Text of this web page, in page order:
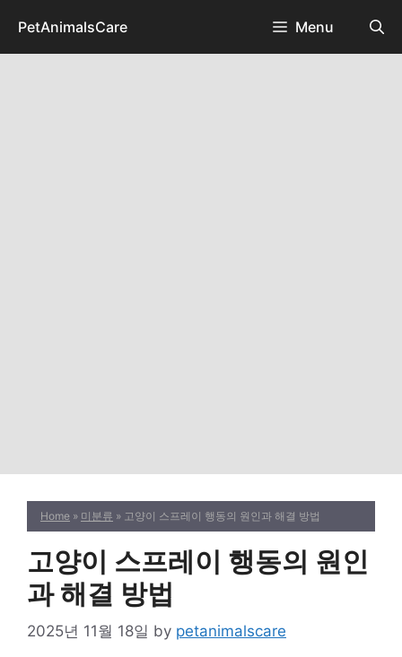
content
PetAnimalsCare Menu
Home » 미분류 » 고양이 스프레이 행동의 원인과 해결 방법
고양이 스프레이 행동의 원인
과 해결 방법
2025년 11월 18일 by petanimalscare